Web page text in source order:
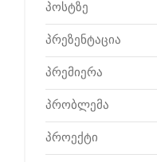
პოსტზე
პრეზენტაცია
პრემიერა
პრობლემა
პროექტი